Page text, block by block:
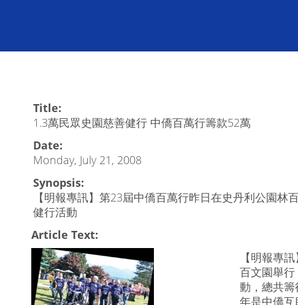
Title:
1.3萬民眾史園慈善健行 中僑百萬行籌款52萬
Date:
Monday, July 21, 2008
Synopsis:
【明報專訊】第23屆中僑百萬行昨日在史丹利公園
健行活動
Article Text:
【明報專
百文園舉
動，總共
年是中僑